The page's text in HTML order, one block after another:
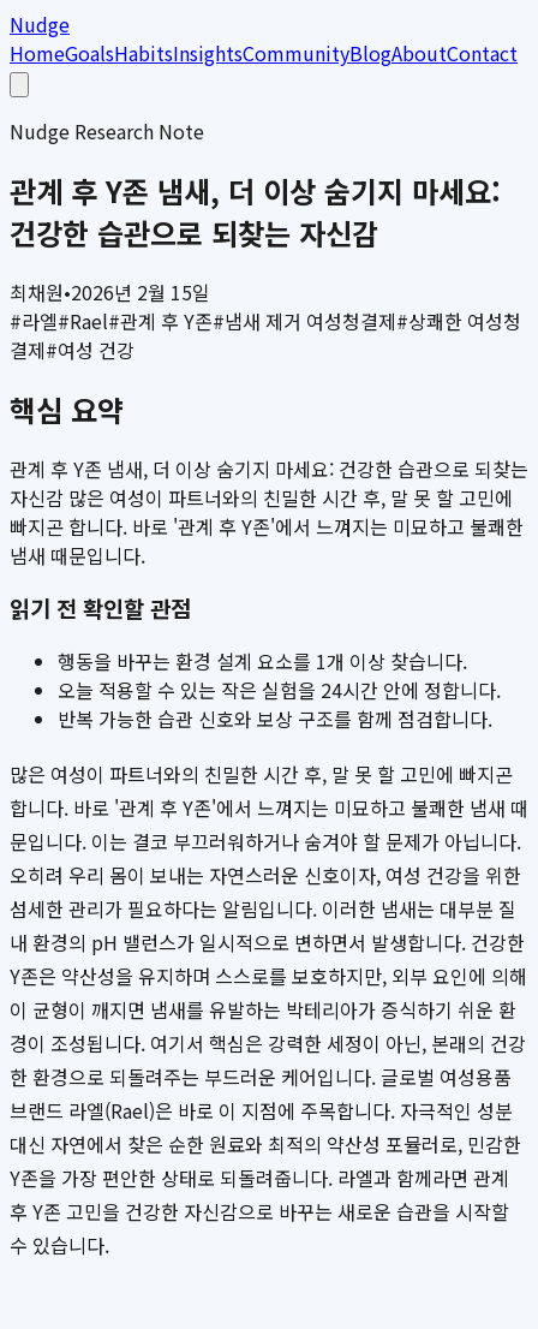
Nudge
HomeGoalsHabitsInsightsCommunityBlogAboutContact
Nudge Research Note
관계 후 Y존 냄새, 더 이상 숨기지 마세요:
건강한 습관으로 되찾는 자신감
최채원•2026년 2월 15일
#라엘#Rael#관계 후 Y존#냄새 제거 여성청결제#상쾌한 여성청
결제#여성 건강
핵심 요약
관계 후 Y존 냄새, 더 이상 숨기지 마세요: 건강한 습관으로 되찾는
자신감 많은 여성이 파트너와의 친밀한 시간 후, 말 못 할 고민에
빠지곤 합니다. 바로 '관계 후 Y존'에서 느껴지는 미묘하고 불쾌한
냄새 때문입니다.
읽기 전 확인할 관점
행동을 바꾸는 환경 설계 요소를 1개 이상 찾습니다.
오늘 적용할 수 있는 작은 실험을 24시간 안에 정합니다.
반복 가능한 습관 신호와 보상 구조를 함께 점검합니다.
많은 여성이 파트너와의 친밀한 시간 후, 말 못 할 고민에 빠지곤
합니다. 바로 '관계 후 Y존'에서 느껴지는 미묘하고 불쾌한 냄새 때
문입니다. 이는 결코 부끄러워하거나 숨겨야 할 문제가 아닙니다.
오히려 우리 몸이 보내는 자연스러운 신호이자, 여성 건강을 위한
섬세한 관리가 필요하다는 알림입니다. 이러한 냄새는 대부분 질
내 환경의 pH 밸런스가 일시적으로 변하면서 발생합니다. 건강한
Y존은 약산성을 유지하며 스스로를 보호하지만, 외부 요인에 의해
이 균형이 깨지면 냄새를 유발하는 박테리아가 증식하기 쉬운 환
경이 조성됩니다. 여기서 핵심은 강력한 세정이 아닌, 본래의 건강
한 환경으로 되돌려주는 부드러운 케어입니다. 글로벌 여성용품
브랜드 라엘(Rael)은 바로 이 지점에 주목합니다. 자극적인 성분
대신 자연에서 찾은 순한 원료와 최적의 약산성 포뮬러로, 민감한
Y존을 가장 편안한 상태로 되돌려줍니다. 라엘과 함께라면 관계
후 Y존 고민을 건강한 자신감으로 바꾸는 새로운 습관을 시작할
수 있습니다.